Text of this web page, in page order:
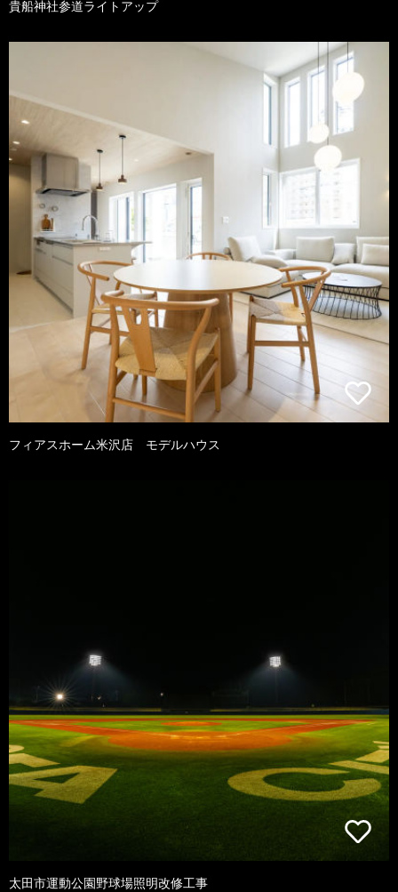
貴船神社参道ライトアップ
フィアスホーム米沢店 モデルハウス
太田市運動公園野球場照明改修工事